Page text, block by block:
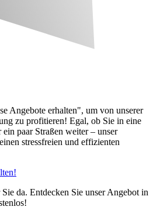
Angebote erhalten", um von unserer
zu profitieren! Egal, ob Sie in eine
paar Straßen weiter – unser
stressfreien und effizienten
da. Entdecken Sie unser Angebot in